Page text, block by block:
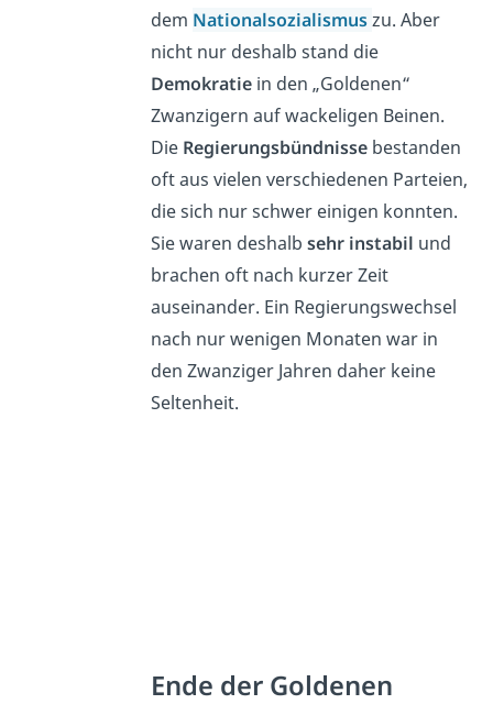
dem Nationalsozialismuszu. Aber
nicht nur deshalb stand die
Demokratiein den „Goldenen“
Zwanzigern auf wackeligen Beinen.
Die Regierungsbündnissebestanden
oft aus vielen verschiedenen Parteien,
die sich nur schwer einigen konnten.
Sie waren deshalb sehr instabil und
brachen oft nach kurzer Zeit
auseinander. Ein Regierungswechsel
nach nur wenigen Monaten war in
den Zwanziger Jahren daher keine
Seltenheit.
Ende der Goldenen